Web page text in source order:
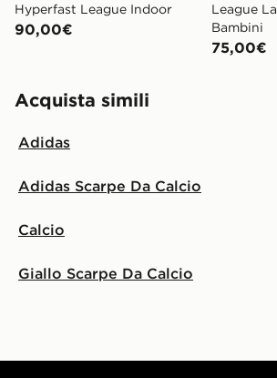
Hyperfast League Indoor
90,00€
League
Bambini
75,00€
Acquista simili
Adidas
Adidas Scarpe Da Calcio
Calcio
Giallo Scarpe Da Calcio